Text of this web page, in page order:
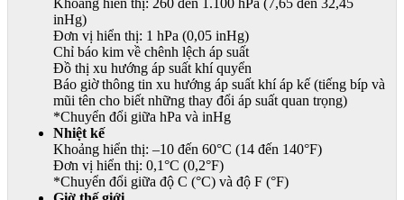
Khoảng hiển thị: 260 đến 1.100 hPa (7,65 đến 32,45
inHg)
Đơn vị hiển thị: 1 hPa (0,05 inHg)
Chỉ báo kim về chênh lệch áp suất
Đồ thị xu hướng áp suất khí quyển
Báo giờ thông tin xu hướng áp suất khí áp kế (tiếng bíp và
mũi tên cho biết những thay đổi áp suất quan trọng)
*Chuyển đổi giữa hPa và inHg
Nhiệt kế
Khoảng hiển thị: –10 đến 60°C (14 đến 140°F)
Đơn vị hiển thị: 0,1°C (0,2°F)
*Chuyển đổi giữa độ C (°C) và độ F (°F)